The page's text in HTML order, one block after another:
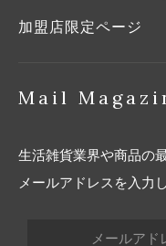
加盟店限定ページ
Mail
生活雑貨業界や商品の
メールアドレスを入力